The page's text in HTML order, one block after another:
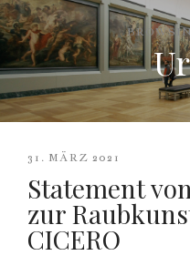
31. MÄRZ 2021
Statement
zur
CICERO